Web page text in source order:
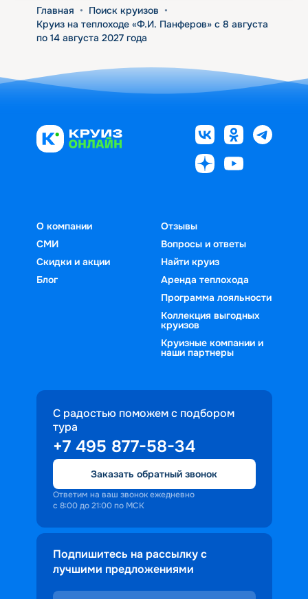
Главная • Поиск круизов •
Круиз на теплоходе «Ф.И. Панферов» с 8 августа
по 14 августа 2027 года
О компании
СМИ
Скидки и акции
Блог
Отзывы
Вопросы и ответы
Найти круиз
Аренда теплохода
Программа лояльности
Коллекция выгодных
круизов
Круизные компании и
наши партнеры
С радостью поможем с подбором
тура
+7 495 877-58-34
Заказать обратный звонок
Ответим на ваш звонок ежедневно
с 8:00 до 21:00 по МСК
Подпишитесь на рассылку с
лучшими предложениями